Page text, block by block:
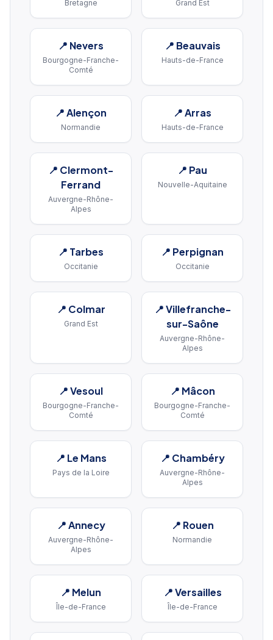
Bretagne Grand Est
📍 Nevers
Bourgogne-Franche-
Comté
📍 Beauvais
Hauts-de-France
📍Alençon
Normandie
📍Arras
Hauts-de-France
📍 Clermont-
Ferrand
Auvergne-Rhône-
Alpes
📍 Pau
Nouvelle-Aquitaine
📍 Tarbes
Occitanie
📍 Perpignan
Occitanie
📍 Colmar
Grand Est
📍Villefranche-
sur-Saône
Auvergne-Rhône-
Alpes
📍Vesoul
Bourgogne-Franche-
Comté
📍 Mâcon
Bourgogne-Franche-
Comté
📍 Le Mans
Pays de la Loire
📍 Chambéry
Auvergne-Rhône-
Alpes
📍Annecy
Auvergne-Rhône-
Alpes
📍 Rouen
Normandie
📍 Melun
Île-de-France
📍Versailles
Île-de-France